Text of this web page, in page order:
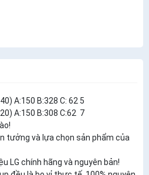
A:150 B:328 C: 62 5
A:150 B:308 C:62 7
tưởng và lựa chọn sản phẩm của
LG chính hãng và nguyên bản!